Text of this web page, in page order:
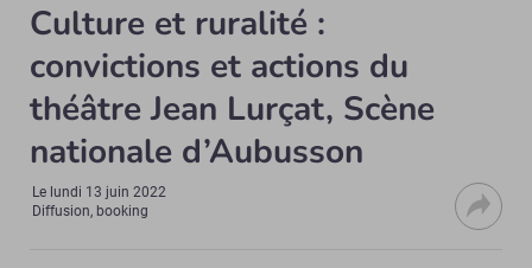
Culture et ruralité :
convictions et actions du
théâtre Jean Lurçat, Scène
nationale d’Aubusson
Le lundi 13 juin 2022
Diffusion, booking